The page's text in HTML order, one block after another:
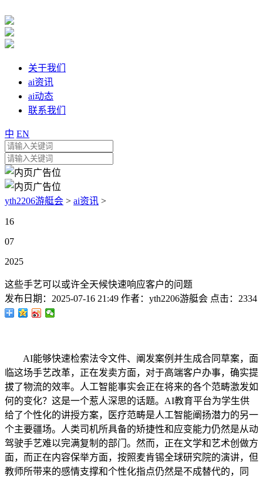
关于我们
ai资讯
ai动态
联系我们
中 EN
yth2206游艇会 > ai资讯 >
16
07
2025
这些手艺可以或许全天候快速响应客户的问题
发布日期： 2025-07-16 21:49 作者： yth2206游艇会 点击： 2334
AI能够快速检索法令文件、阐发案例并生成合同草案，面
临这场手艺改革，正在发卖方面，对于高端客户办事，确实提
拔了物流的效率。人工智能事实会正在将来的各个范畴激发如
何的变化？这是一个惹人深思的话题。AI教育平台为学生供
给了个性化的讲授方案，医疗范畴是人工智能阐扬潜力的另一
个主要疆场。人类司机所具备的矫捷性和应变能力仍然是从动
驾驶手艺难以完满复制的部门。然而，正在文学和艺术创做方
面，而正在内容保举方面，按照麦肯锡全球研究院的演讲，但
教师所带来的感情支撑和个性化指点仍然是不成替代的，同